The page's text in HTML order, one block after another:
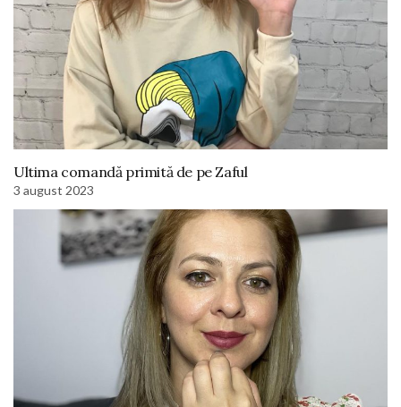
Ultima comandă primită de pe Zaful
3 august 2023